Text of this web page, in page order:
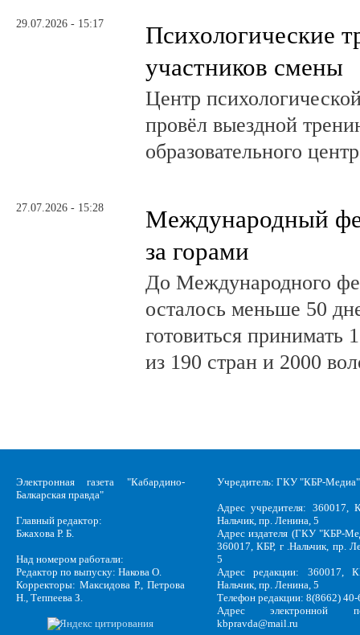
29.07.2026 - 15:17
Психологические
участников смены
Центр
провёл выездной
образовательного
27.07.2026 - 15:28
Международный
за горами
До Международного
осталось меньше 50
готовиться принимать
из 190 стран и 2000
Электронная газета "Кабардино-
Балкарская правда"
Главный редактор:
Бжахова Р. Б.
Над номером работали:
Редактор по выпуску: Накова О.
Корректоры: Максидова Р., Петрова
Н., Теппеева З.
Учредитель: ГКУ "КБР-Медиа"
Адрес учредителя: 360017,
Нальчик, пр. Ленина, 5
Адрес издателя (ГКУ "КБР-
360017, КБР, г .Нальчик, пр.
5
Адрес редакции: 360017,
Нальчик, пр. Ленина, 5
Телефон редакции: 8(8662)
Адрес электронной
kbpravda@mail.ru